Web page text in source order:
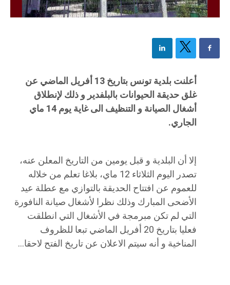
أعلنت بلدية تونس بتاريخ 13 أفريل الماضي عن
غلق حديقة الحيوانات بالبلفدير و ذلك لإنطلاق
أشغال الصيانة و التنظيف الى غاية يوم 14 ماي
الجاري.
إلا أن البلدية و قبل يومين من التاريخ المعلن عنه،
تصدر اليوم الثلاثاء 12 ماي، بلاغا تعلم من خلاله
للعموم عن افتتاح الحديقة بالتوازي مع عطلة عيد
الأضحى المبارك وذلك نظرا لأشغال صيانة النافورة
التي لم تكن مبرمجة في الأشغال التي انطلقت
فعليا بتاريخ 20 أفريل الماضي تبعا للظروف
المناخية و أنه سيتم الاعلان عن تاريخ الفتح لاحقا…